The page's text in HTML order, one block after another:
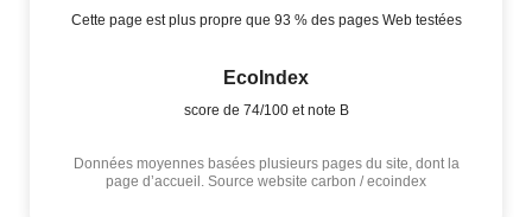
Cette page est plus propre que 93 % des pages Web testées
EcoIndex
score de 74/100 et note B
Données moyennes basées plusieurs pages du site, dont la
page d’accueil. Source website carbon / ecoindex